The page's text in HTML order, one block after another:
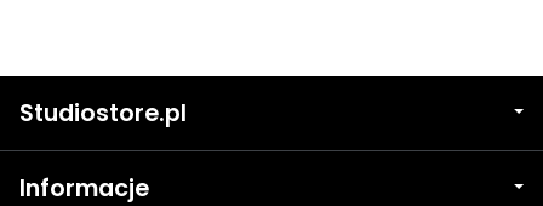
Studiostore.pl
Informacje